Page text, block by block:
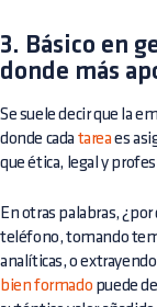
3. Básico en
donde más
Se suele decir que la
donde cada tarea es
que ética, legal y
En otras palabras,
teléfono, tomando
analíticas, o
bien formado puede